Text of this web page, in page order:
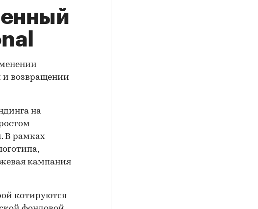
и возвращении
на
В рамках
кампания
котируются